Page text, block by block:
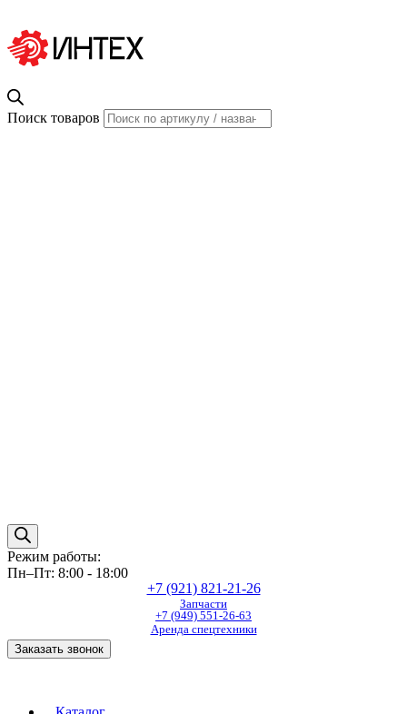
Поиск товаров
Режим работы:
Пн–Пт: 8:00 - 18:00
+7 (921) 821-21-26
Запчасти
+7 (949) 551-26-63
Аренда спецтехники
Заказать звонок